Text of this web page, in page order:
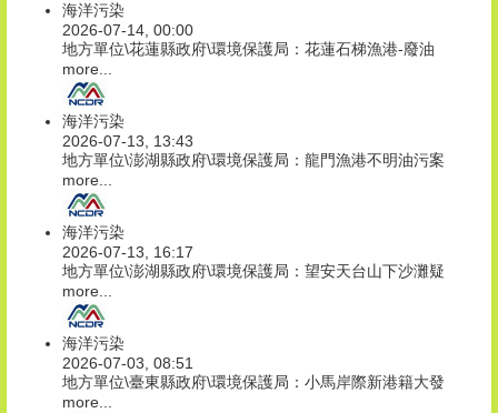
海洋污染
2026-07-14, 00:00
地方單位\花蓮縣政府\環境保護局：花蓮石梯漁港-廢油
more...
海洋污染
2026-07-13, 13:43
地方單位\澎湖縣政府\環境保護局：龍門漁港不明油污案
more...
海洋污染
2026-07-13, 16:17
地方單位\澎湖縣政府\環境保護局：望安天台山下沙灘疑
more...
海洋污染
2026-07-03, 08:51
地方單位\臺東縣政府\環境保護局：小馬岸際新港籍大發
more...